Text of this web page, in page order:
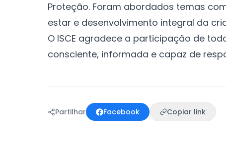
Proteção. Foram abordados temas
estar e desenvolvimento integral da
O ISCE agradece a participação de
consciente, informada e capaz de
Partilhar Facebook Copiar link